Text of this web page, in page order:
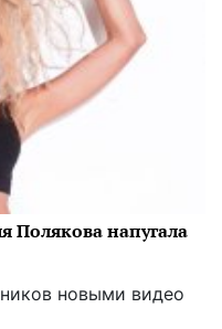
Полякова напугала
новыми видео